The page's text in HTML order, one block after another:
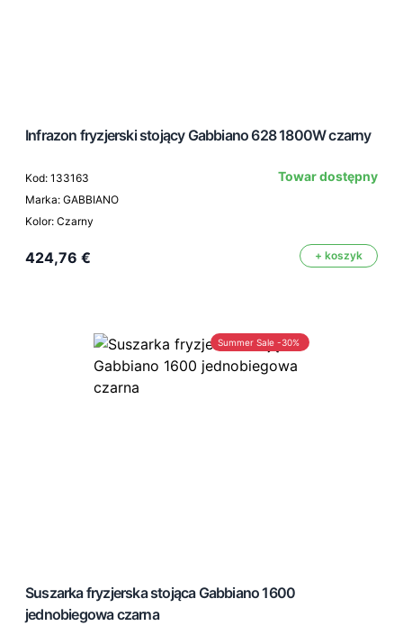
Infrazon fryzjerski stojący Gabbiano 628 1800W czarny
Kod: 133163
Marka: GABBIANO
Kolor: Czarny
Towar dostępny
424,76 € + koszyk
Summer Sale -30%
Suszarka fryzjerska stojąca Gabbiano 1600
jednobiegowa czarna